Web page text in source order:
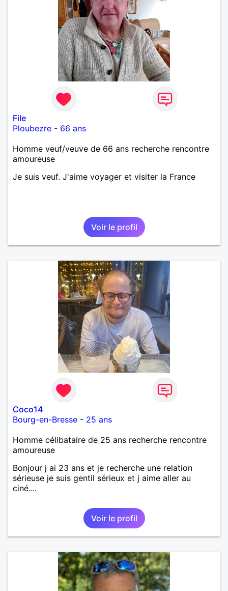
File
Ploubezre - 66 ans
Homme veuf/veuve de 66 ans recherche rencontre
amoureuse
Je suis veuf. J'aime voyager et visiter la France
Voir le profil
Coco14
Bourg-en-Bresse - 25 ans
Homme célibataire de 25 ans recherche rencontre
amoureuse
Bonjour j ai 23 ans et je recherche une relation
sérieuse je suis gentil sérieux et j aime aller au
ciné....
Voir le profil